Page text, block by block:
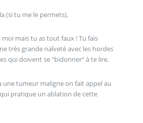
(si tu me le permets),
moi mais tu as tout faux ! Tu fais
très grande naîveté avec les hordes
qui doivent se "bidonner" à te lire.
une tumeur maligne on fait appel au
pratique un ablation de cette